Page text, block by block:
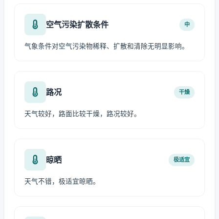
空气污染扩散条件 中
气象条件对空气污染物稀释、扩散和清除无明显影响。
路况 干燥
天气较好，路面比较干燥，路况较好。
晾晒 极适宜
天气不错，极适宜晾晒。